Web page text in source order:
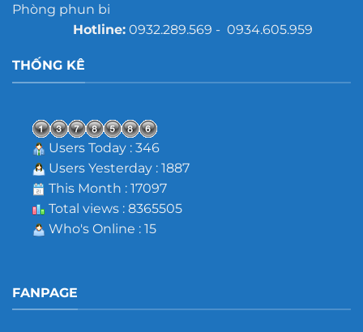
Phòng phun bi
Hotline:0932.289.569 - 0934.605.959
THỐNG KÊ
Users Today : 346
Users Yesterday : 1887
This Month : 17097
Total views : 8365505
Who's Online : 15
FANPAGE